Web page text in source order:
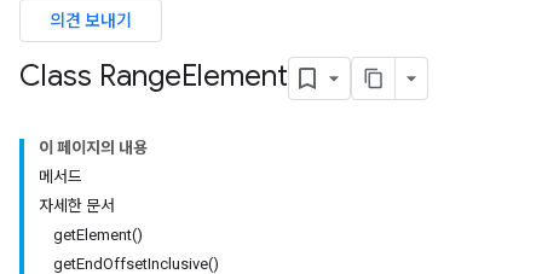
의견 보내기
Class RangeElement
이 페이지의 내용
메서드
자세한 문서
getElement()
getEndOffsetInclusive()